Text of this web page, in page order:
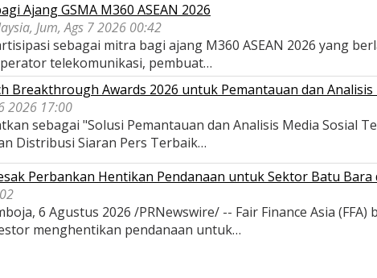
Ajang GSMA M360 ASEAN 2026
Jum, Ags 7 2026 00:42
sebagai mitra bagi ajang M360 ASEAN 2026 yang
telekomunikasi, pembuat…
Breakthrough Awards 2026 untuk Pemantauan dan Analisis
2026 17:00
sebagai "Solusi Pemantauan dan Analisis Media
Distribusi Siaran Pers Terbaik…
Perbankan Hentikan Pendanaan untuk Sektor Batu Bara
6 Agustus 2026 /PRNewswire/ -- Fair Finance Asia
menghentikan pendanaan untuk…